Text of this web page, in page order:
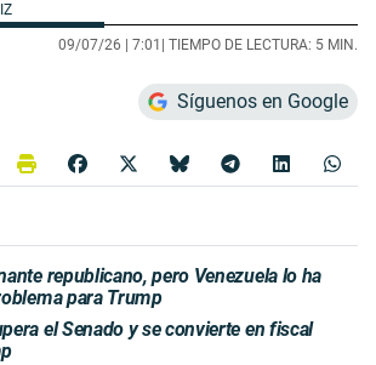
09/07/26 | 7:01 | TIEMPO DE LECTURA: 5 MIN.
Síguenos en Google
republicano, pero Venezuela lo ha
para Trump
el Senado y se convierte en fiscal